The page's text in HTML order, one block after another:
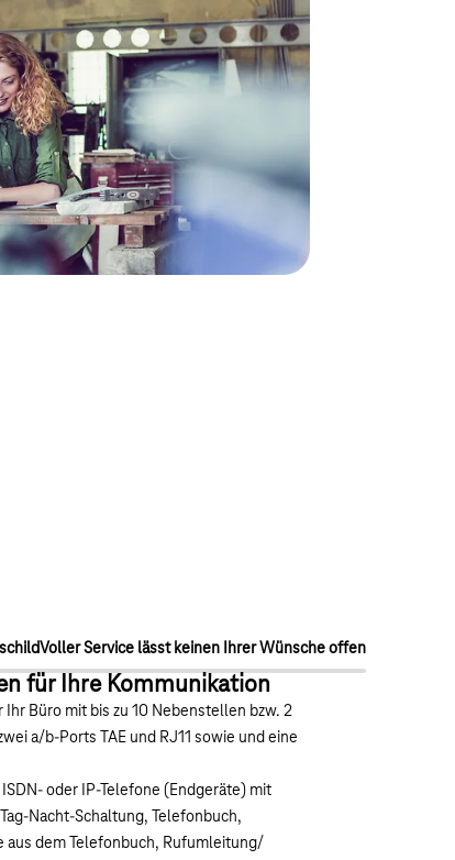
Voller Service lässt keinen Ihrer Wünsche offen
für Ihre Kommunikation
Büro mit bis zu 10 Nebenstellen bzw. 2
a/b-Ports TAE und RJ11 sowie und eine
oder IP-Telefone (Endgeräte) mit
Nacht-Schaltung, Telefonbuch,
aus dem Telefonbuch, Rufumleitung/